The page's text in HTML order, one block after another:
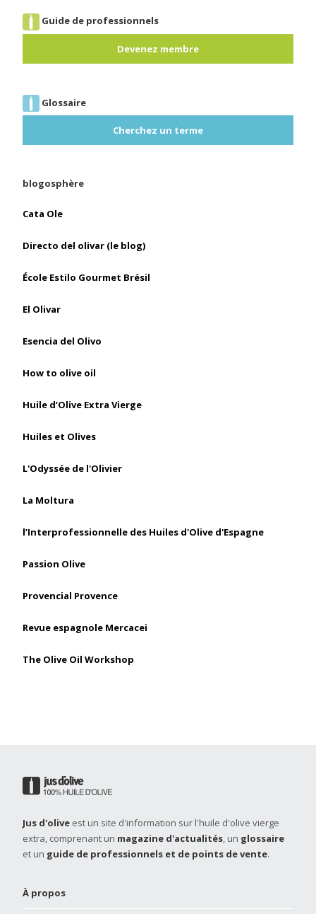
Guide de professionnels
Devenez membre
Glossaire
Cherchez un terme
blogosphère
Cata Ole
Directo del olivar (le blog)
École Estilo Gourmet Brésil
El Olivar
Esencia del Olivo
How to olive oil
Huile d’Olive Extra Vierge
Huiles et Olives
L'Odyssée de l'Olivier
La Moltura
l’Interprofessionnelle des Huiles d'Olive d'Espagne
Passion Olive
Provencial Provence
Revue espagnole Mercacei
The Olive Oil Workshop
Jus d'olive est un site d'information sur l'huile d'olive vierge
extra, comprenant un magazine d'actualités, un glossaire
et un guide de professionnels et de points de vente.
À propos